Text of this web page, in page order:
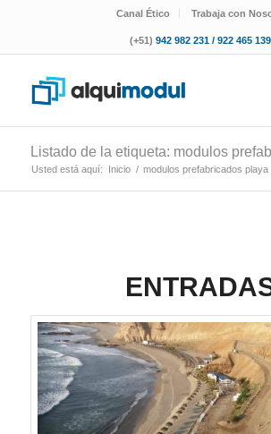
Canal Ético Trabaja con
(+51) 942 982 231 / 922 465 139
Listado de la etiqueta: modulos
Usted está aquí: Inicio / modulos prefabricados playa